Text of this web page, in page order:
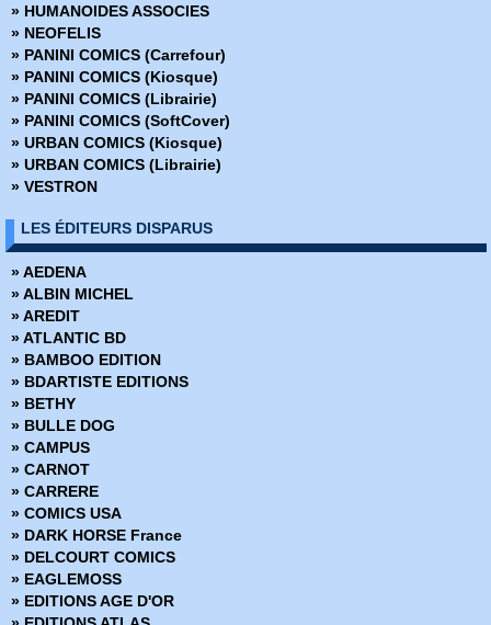
» Bêtes de somme
» Big Guy
» Big man plans
» Birthright
» Black Hole
» Black Kiss
» Blacking Out
» Blade Runner 2019
» Blade Runner 2029
» Body Bags
» Bone
» Bone Hors Série
» Bone Parish
» Bourbon Thret
» BPRD
» BPRD - L'Enfer sur terre
» BPRD - Un Mal bien connu
» BPRD Origines
» Brit
» BRZRKR
» BRZRKR - Bloodlines
» BuzzKill
» Cages
» Canary
» Captain Ginger
» Changing Ways
» Charlie Adlard - Art Book
» HUMANOIDES ASSOCIES
» NEOFELIS
» PANINI COMICS (Carrefour)
» PANINI COMICS (Kiosque)
» PANINI COMICS (Librairie)
» PANINI COMICS (SoftCover)
» URBAN COMICS (Kiosque)
» URBAN COMICS (Librairie)
» VESTRON
LES ÉDITEURS DISPARUS
» AEDENA
» ALBIN MICHEL
» AREDIT
» ATLANTIC BD
» BAMBOO EDITION
» BDARTISTE EDITIONS
» BETHY
» BULLE DOG
» CAMPUS
» CARNOT
» CARRERE
» COMICS USA
» DARK HORSE France
» DELCOURT COMICS
» EAGLEMOSS
» EDITIONS AGE D'OR